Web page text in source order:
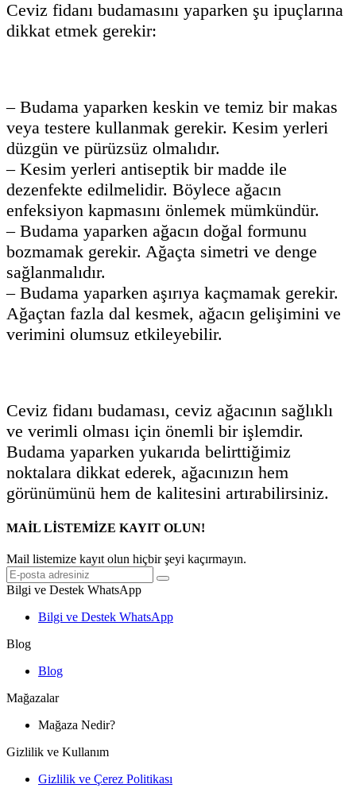
Ceviz fidanı budamasını yaparken şu ipuçlarına
dikkat etmek gerekir:
– Budama yaparken keskin ve temiz bir makas
veya testere kullanmak gerekir. Kesim yerleri
düzgün ve pürüzsüz olmalıdır.
– Kesim yerleri antiseptik bir madde ile
dezenfekte edilmelidir. Böylece ağacın
enfeksiyon kapmasını önlemek mümkündür.
– Budama yaparken ağacın doğal formunu
bozmamak gerekir. Ağaçta simetri ve denge
sağlanmalıdır.
– Budama yaparken aşırıya kaçmamak gerekir.
Ağaçtan fazla dal kesmek, ağacın gelişimini ve
verimini olumsuz etkileyebilir.
Ceviz fidanı budaması, ceviz ağacının sağlıklı
ve verimli olması için önemli bir işlemdir.
Budama yaparken yukarıda belirttiğimiz
noktalara dikkat ederek, ağacınızın hem
görünümünü hem de kalitesini artırabilirsiniz.
MAİL LİSTEMİZE KAYIT OLUN!
Mail listemize kayıt olun hiçbir şeyi kaçırmayın.
Bilgi ve Destek WhatsApp
Bilgi ve Destek WhatsApp
Blog
Blog
Mağazalar
Mağaza Nedir?
Gizlilik ve Kullanım
Gizlilik ve Çerez Politikası